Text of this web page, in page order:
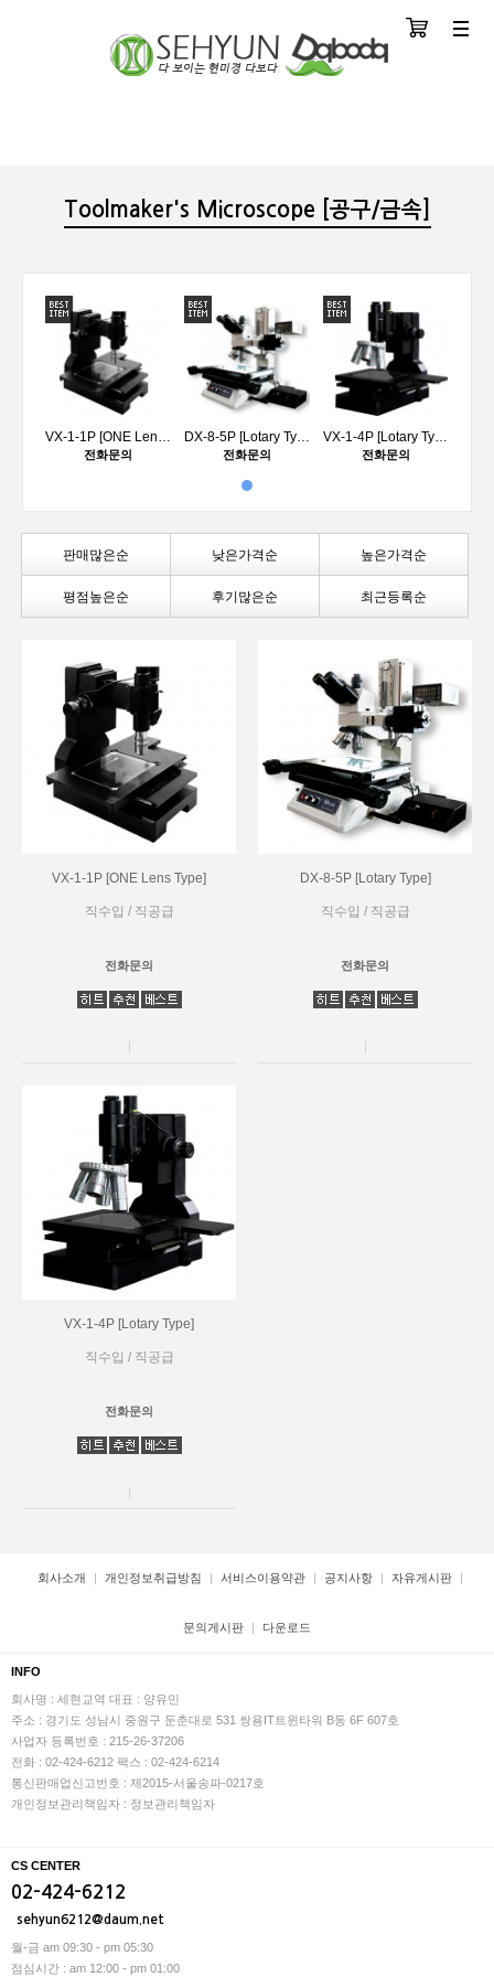
분류
Toolmaker's Microscope [공구/금속]
VX-1-1P [ONE Lens Type]
전화문의
DX-8-5P [Lotary Type]
전화문의
VX-1-4P [Lotary Type]
전화문의
판매많은순 낮은가격순 높은가격순
평점높은순 후기많은순 최근등록순
VX-1-1P [ONE Lens Type]
직수입 / 직공급
전화문의
DX-8-5P [Lotary Type]
직수입 / 직공급
전화문의
VX-1-4P [Lotary Type]
직수입 / 직공급
전화문의
회사소개 개인정보취급방침 서비스이용약관 공지사항 자유게시판
문의게시판 다운로드
INFO
회사명 : 세현교역 대표 : 양유민
주소 : 경기도 성남시 중원구 둔춘대로 531 쌍용IT트윈타워 B동 6F 607호
사업자 등록번호 : 215-26-37206
전화 : 02-424-6212 팩스 : 02-424-6214
통신판매업신고번호 : 제2015-서울송파-0217호
개인정보관리책임자 : 정보관리책임자
CS CENTER
02-424-6212
sehyun6212@daum.net
월-금 am 09:30 - pm 05:30
점심시간 : am 12:00 - pm 01:00